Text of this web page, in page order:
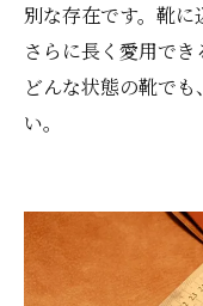
別な存在です。靴に
さらに長く愛用でき
どんな状態の靴で
い。